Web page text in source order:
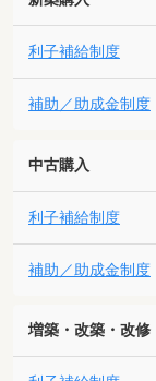
利子補給制度
補助／助成金制度
中古購入
利子補給制度
補助／助成金制度
増築・改築・改修